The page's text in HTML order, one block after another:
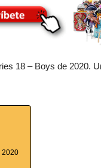
18 – Boys de 2020.
2020